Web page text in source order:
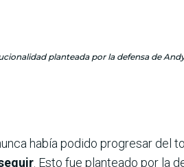
planteada por la defensa de
había podido progresar del
. Esto fue planteado por la